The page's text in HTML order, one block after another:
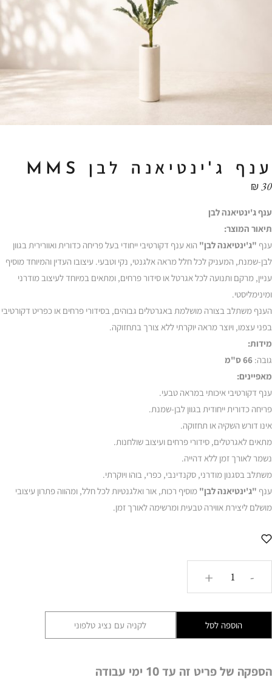
ענף ג'ינטיאנה לבן MMS
₪ 30
ענף ג'ינטיאנה לבן
תיאור המוצר:
ענף "ג'ינטיאנה לבן" הוא ענף דקורטיבי ייחודי בעל פריחה כדורית ואוורירית בגוון
לבן-שמנת, המעניק לכל חלל מראה אלגנטי, נקי וטבעי. עיצובו העדין והמיוחד מוסיף
עניין, מרקם ותנועה לכל אגרטל או סידור פרחים, ומתאים במיוחד לעיצוב מודרני
ומינימליסטי.
הענף משתלב בצורה מושלמת באגרטלים גבוהים, בסידורי פרחים או כפריט דקורטיבי
בפני עצמו, ויוצר מראה יוקרתי ללא צורך בתחזוקה.
מידות:
גובה: 66 ס"מ
מאפיינים:
ענף דקורטיבי איכותי במראה טבעי.
פריחה כדורית ייחודית בגוון לבן-שמנת.
אינו דורש השקיה או תחזוקה.
מתאים לאגרטלים, סידורי פרחים ועיצוב שולחנות.
נשמר לאורך זמן ללא דהייה.
משתלב בסגנון מודרני, סקנדינבי, כפרי, בוהו ויוקרתי.
ענף "ג'ינטיאנה לבן" מוסיף רכות, אור ואלגנטיות לכל חלל, ומהווה פתרון עיצובי
מושלם ליצירת אווירה טבעית ומרשימה לאורך זמן.
-
+
הוספה לסל לקניה עם נציג טלפוני
הספקה של פריט זה עד 10 ימי עבודה